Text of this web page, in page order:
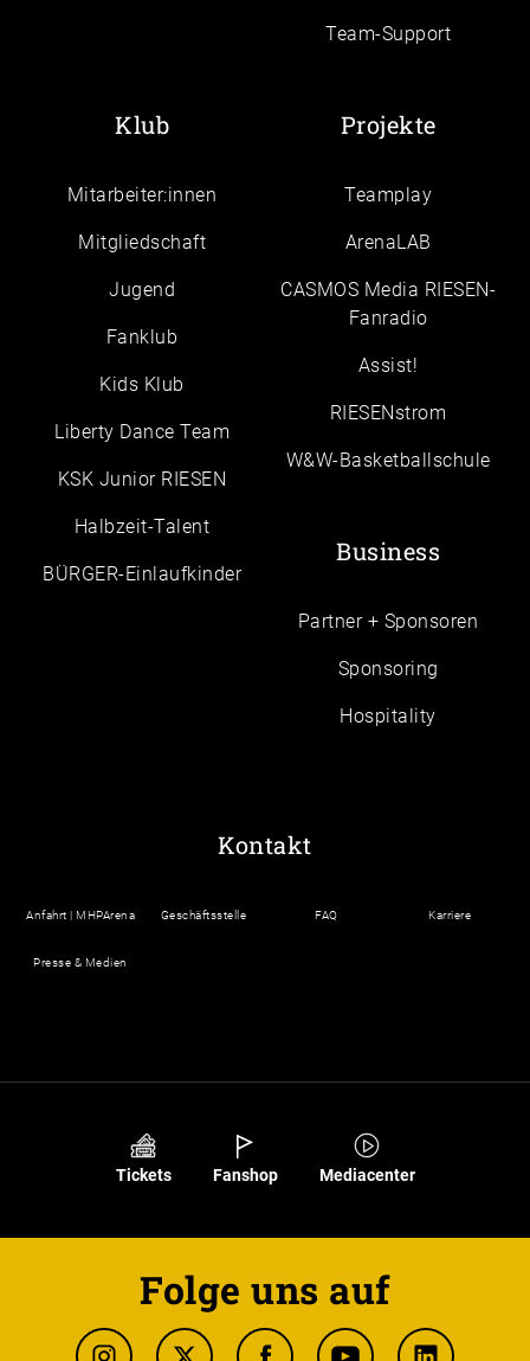
Team-Support
Klub
Mitarbeiter:innen
Mitgliedschaft
Jugend
Fanklub
Kids Klub
Liberty Dance Team
KSK Junior RIESEN
Halbzeit-Talent
BÜRGER-Einlaufkinder
Projekte
Teamplay
ArenaLAB
CASMOS Media RIESEN-
Fanradio
Assist!
RIESENstrom
W&W-Basketballschule
Business
Partner + Sponsoren
Sponsoring
Hospitality
Kontakt
Anfahrt | MHPArena Geschäftsstelle FAQ Karriere
Presse & Medien
Tickets Fanshop Mediacenter
Folge uns auf